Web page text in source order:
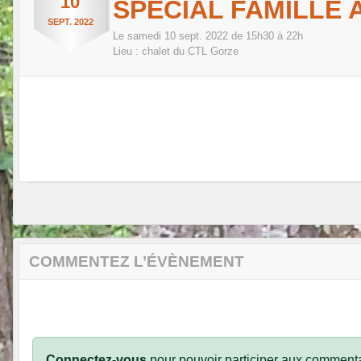
SEPT. 2022 SPÉCIAL FAMILLE
Le samedi 10 sept. 2022 de 15h30 à 22h
Lieu : chalet du CTL Gorze
COMMENTEZ L’ÉVÈNEMENT